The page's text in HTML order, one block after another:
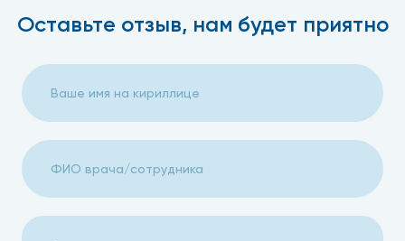
Оставьте отзыв, нам будет приятно